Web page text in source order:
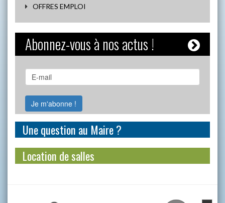
OFFRES EMPLOI
Abonnez-vous à nos actus !
Une question au Maire ?
Location de salles